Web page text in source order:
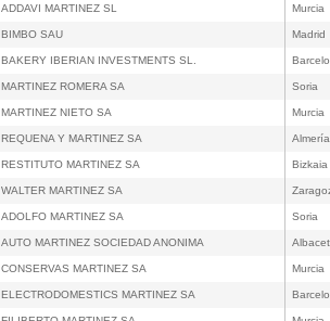
ADDAVI MARTINEZ SL Murcia
BIMBO SAU Madrid
BAKERY IBERIAN INVESTMENTS SL.
MARTINEZ ROMERA SA Soria
MARTINEZ NIETO SA Murcia
REQUENA Y MARTINEZ SA Almería
RESTITUTO MARTINEZ SA Bizkaia
WALTER MARTINEZ SA
ADOLFO MARTINEZ SA Soria
AUTO MARTINEZ SOCIEDAD ANONIMA
CONSERVAS MARTINEZ SA Murcia
ELECTRODOMESTICS MARTINEZ SA